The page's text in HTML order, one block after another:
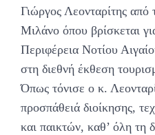
Γιώργος Λεονταρίτης από
Μιλάνο όπου βρίσκεται
Περιφέρεια Νοτίου
στη διεθνή έκθεση
Όπως τόνισε ο κ.
προσπάθειά διοίκησης,
και παικτών, καθ’ όλη τη